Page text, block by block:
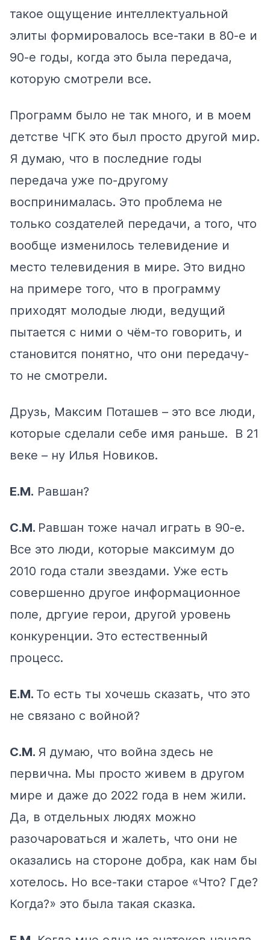
такое ощущение интеллектуальной
элиты формировалось все-таки в 80-е и
90-е годы, когда это была передача,
которую смотрели все.
Программ было не так много, и в моем
детстве ЧГК это был просто другой мир.
Я думаю, что в последние годы
передача уже по-другому
воспринималась. Это проблема не
только создателей передачи, а того, что
вообще изменилось телевидение и
место телевидения в мире. Это видно
на примере того, что в программу
приходят молодые люди, ведущий
пытается с ними о чём-то говорить, и
становится понятно, что они передачу-
то не смотрели.
Друзь, Максим Поташев – это все люди,
которые сделали себе имя раньше. В 21
веке – ну Илья Новиков.
Е.М. Равшан?
С.М. Равшан тоже начал играть в 90-е.
Все это люди, которые максимум до
2010 года стали звездами. Уже есть
совершенно другое информационное
поле, дргуие герои, другой уровень
конкуренции. Это естественный
процесс.
Е.М. То есть ты хочешь сказать, что это
не связано с войной?
С.М. Я думаю, что война здесь не
первична. Мы просто живем в другом
мире и даже до 2022 года в нем жили.
Да, в отдельных людях можно
разочароваться и жалеть, что они не
оказались на стороне добра, как нам бы
хотелось. Но все-таки старое «Что? Где?
Когда?» это была такая сказка.